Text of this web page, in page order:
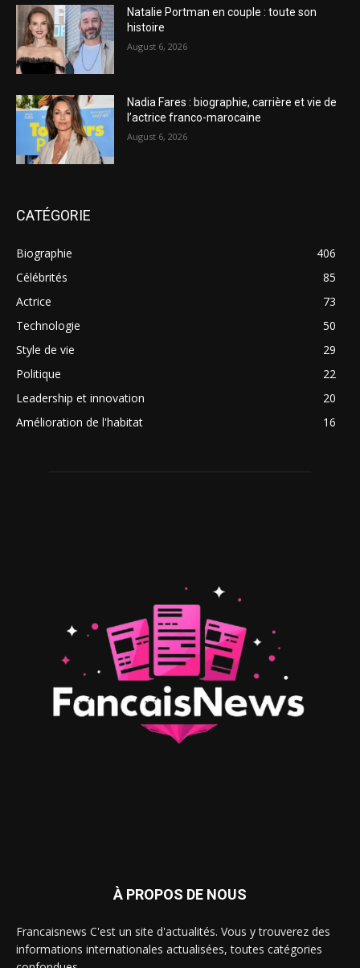
Natalie Portman en couple : toute son
histoire
August 6, 2026
Nadia Fares : biographie, carrière et vie de
l’actrice franco-marocaine
August 6, 2026
CATÉGORIE
Biographie
406
Célébrités
85
Actrice
73
Technologie
50
Style de vie
29
Politique
22
Leadership et innovation
20
Amélioration de l'habitat
16
À PROPOS DE NOUS
Francaisnews C'est un site d'actualités. Vous y trouverez des
informations internationales actualisées, toutes catégories